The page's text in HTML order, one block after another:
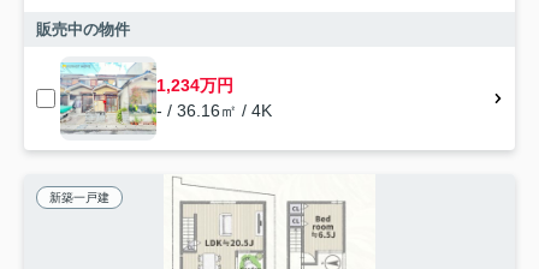
販売中の物件
1,234万円
- / 36.16㎡ / 4K
新築一戸建